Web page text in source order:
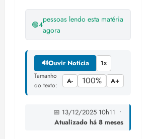
🟢4
pessoas lendo esta matéria
agora
🔊Ouvir Notícia 1x
Tamanho
do texto:
A- 100% A+
📅 13/12/2025 10h11 •
Atualizado há 8 meses